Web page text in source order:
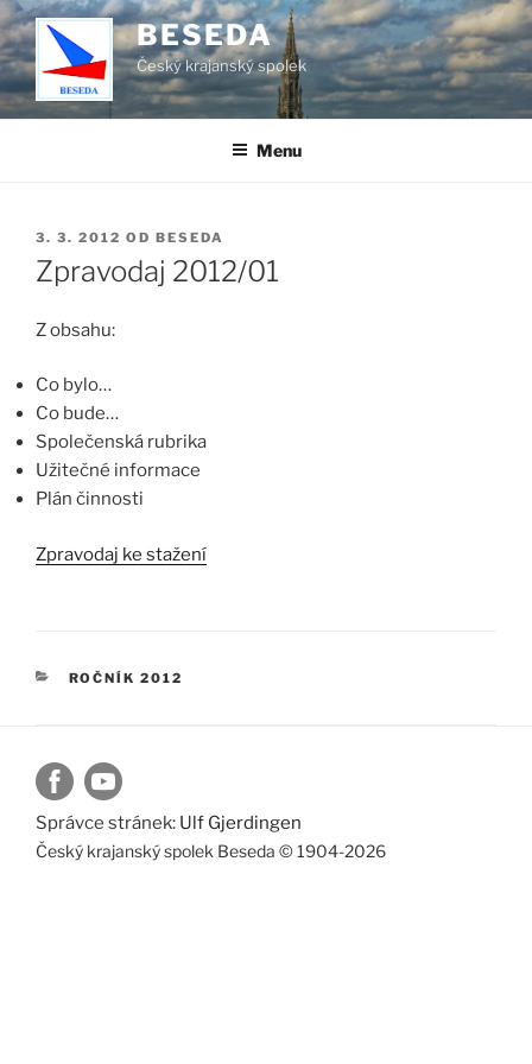
Přejít
k
obsahu
webu
BESEDA
Český krajanský spolek
Menu
PUBLIKOVÁNO
3. 3. 2012 OD BESEDA
Zpravodaj 2012/01
Z obsahu:
Co bylo…
Co bude…
Společenská rubrika
Užitečné informace
Plán činnosti
Zpravodaj ke stažení
RUBRIKY
ROČNÍK 2012
Správce stránek: Ulf Gjerdingen
Český krajanský spolek Beseda © 1904-2026